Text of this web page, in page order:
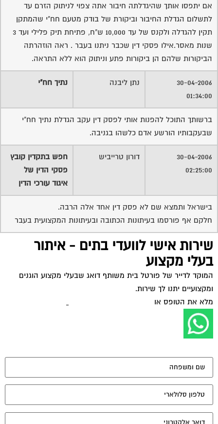
אם יתפסו אותך שהיגדלתה חיבור אתה צפוי לניתוק הזרם עד
לתשלום הגדלת החיבור וביקורת של בודק מטעם חח"י שהמתקן
תקין להגדלה ולקנס של עד 10,000 ש"ח, פתיחת תיק פלילי ועד 3
שנות מאסר.אילו פסקי דין שכבר ניתנו בעבר . ראה הוזהרתה
הביקורות שלהם הן ביקורות פתע וניתוק הוא ללא התראה.
30-04-2006
01:34:00
נתן ליבנה נתיך חח"י
ברשותך התוכל להפנות אותי לפסק דין עקב הגדלת נתיך חח"י
שבעקבותיו הורשע אדם כלשהו בגניבה.
30-04-2006
02:25:00
דורון טרייביש
חפש בתקדין קובץ
פסקי הדין של
איגוד עורכי הדין
בישראל ותמצא שם לא פסק דין אחד אלה הרבה.
חלקם אף פורסמו בעיתונות הכתובה ובעיתונות המקצועית בעבר
שירות אישי לוועדי בתים - איתור
בעלי מקצוע
המוקד לדייר של פורטל בית משותף דואג שבעלי מקצוע הוגנים
ומקצועיים יתנו לך שירות.
מלא את הטופס אולחץ לשליחת הודעת ווצאפ